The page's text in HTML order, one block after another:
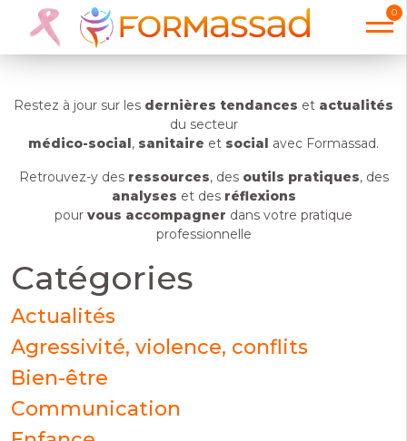
0
animation
Restez à jour sur les dernières tendances et actualités
du secteur
médico-social, sanitaire et social avec Formassad.
Retrouvez-y des ressources, des outils pratiques, des
analyses et des réflexions
pour vous accompagner dans votre pratique
professionnelle
Catégories
Actualités
Agressivité, violence, conflits
Bien-être
Communication